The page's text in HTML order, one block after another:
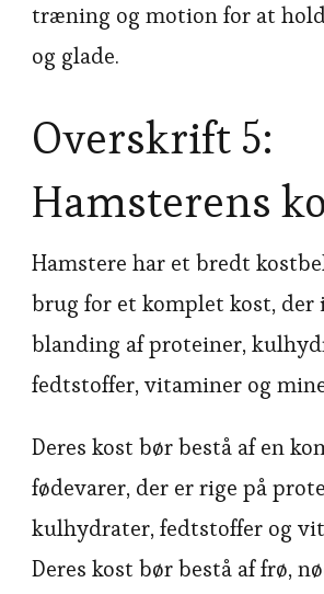
træning og motion for at
og glade.
Overskrift 5:
Hamsterens
Hamstere har et bredt
brug for et komplet kost, der
blanding af proteiner,
fedtstoffer, vitaminer og
Deres kost bør bestå af en
fødevarer, der er rige på
kulhydrater, fedtstoffer og
Deres kost bør bestå af frø,